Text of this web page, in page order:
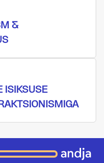
&
ISIKSUSE